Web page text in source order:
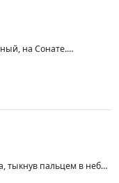
на Сонате.
тыкнув пальцем в небо,